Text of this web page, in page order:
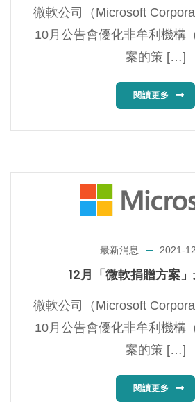
微軟公司（Microsoft
10月公告會優化非牟利機構
案的策 […]
閱讀更多
最新消息 2021-
12月「微軟捐贈方案
微軟公司（Microsoft
10月公告會優化非牟利機構
案的策 […]
閱讀更多